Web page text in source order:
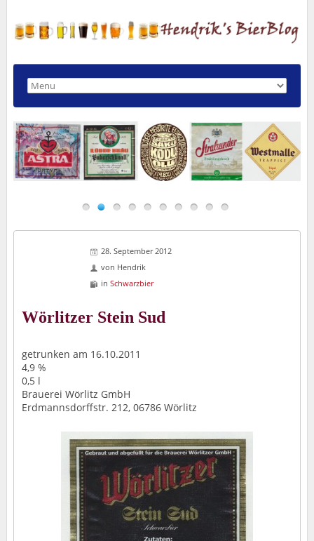
28. September 2012
von Hendrik
in Schwarzbier
Wörlitzer Stein Sud
getrunken am 16.10.2011
4,9 %
0,5 l
Brauerei Wörlitz GmbH
Erdmannsdorffstr. 212, 06786 Wörlitz